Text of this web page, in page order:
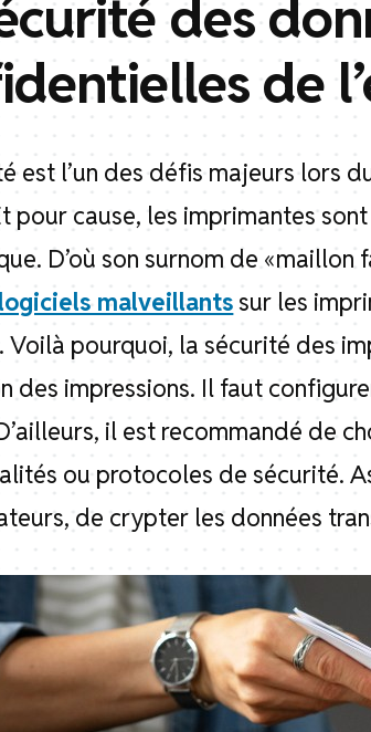
des
de
est l’un des défis majeurs lors
pour cause, les imprimantes
D’où son surnom de «
logiciels malveillantssur les
Voilà pourquoi, la sécurité des
des impressions. Il faut
il est recommandé de
ou protocoles de sécurité.
de crypter les données